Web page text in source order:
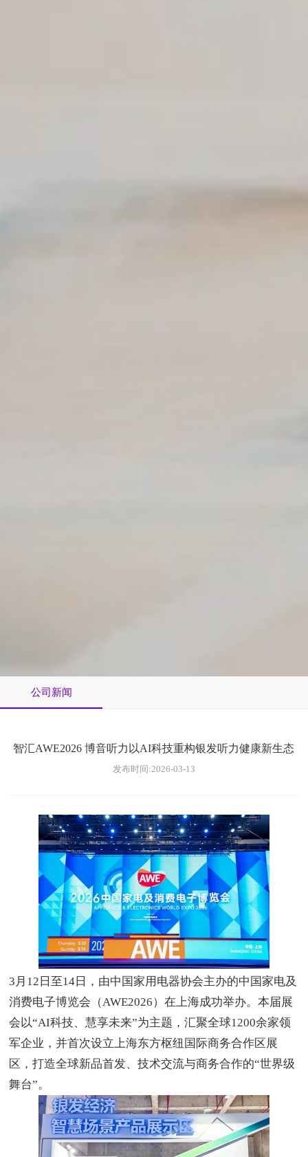
公司新闻
智汇AWE2026 博音听力以AI科技重构银发听力健康新生态
发布时间:2026-03-13
3 月 12 日至14 日，由中国家用电器协会主办的中国家电及
消费电子博览会（AWE2026）在上海成功举办。本届展
会以“AI科技、慧享未来”为主题，汇聚全球1200余家领
军企业，并首次设立上海东方枢纽国际商务合作区展
区，打造全球新品首发、技术交流与商务合作的“世界级
舞台”。